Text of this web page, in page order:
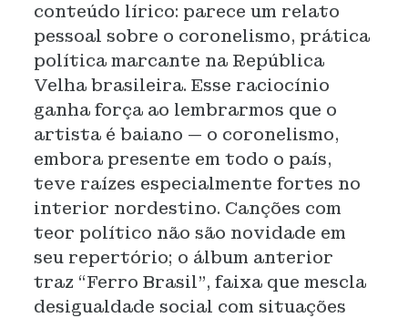
conteúdo lírico: parece um relato
pessoal sobre o coronelismo, prática
política marcante na República
Velha brasileira. Esse raciocínio
ganha força ao lembrarmos que o
artista é baiano — o coronelismo,
embora presente em todo o país,
teve raízes especialmente fortes no
interior nordestino. Canções com
teor político não são novidade em
seu repertório; o álbum anterior
traz “Ferro Brasil”, faixa que mescla
desigualdade social com situações